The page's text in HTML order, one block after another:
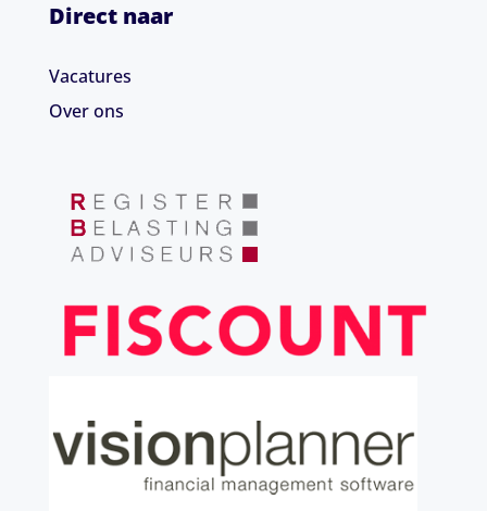
Direct naar
Vacatures
Over ons